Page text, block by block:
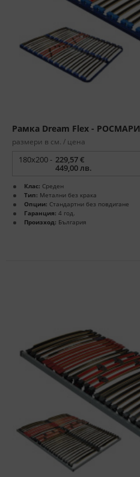
Рамка Dream Flex - РОСМАРИ
размери в см. / цена
180x200 - 229,57 €
449,00 лв.
Клас: Среден
Тип: Метални без крака
Опции: Стандартни без повдигане
Гаранция: 4 год.
Произход: България